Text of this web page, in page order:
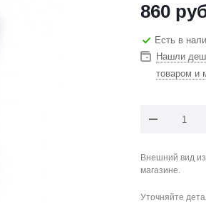
860
Есть в
Нашли
товаром и
Внешний вид
магазине.
Уточняйте